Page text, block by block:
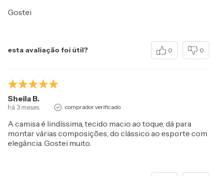
Gostei
esta avaliação foi útil? 0 0
Sheila B.
há 3 meses comprador verificado
A camisa é lindíssima, tecido macio ao toque, dá para
montar várias composições, do clássico ao esporte com
elegância. Gostei muito.